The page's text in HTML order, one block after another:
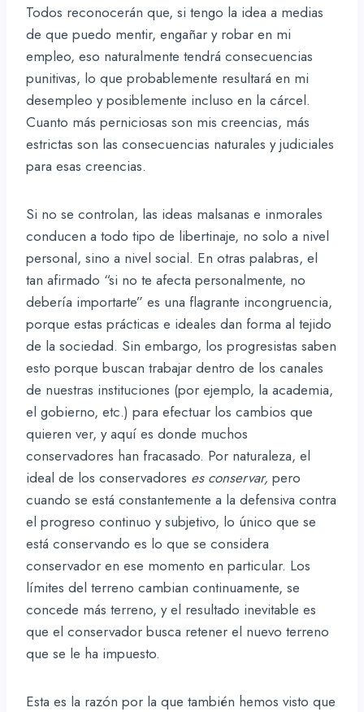
Todos reconocerán que, si tengo la idea a medias
de que puedo mentir, engañar y robar en mi
empleo, eso naturalmente tendrá consecuencias
punitivas, lo que probablemente resultará en mi
desempleo y posiblemente incluso en la cárcel.
Cuanto más perniciosas son mis creencias, más
estrictas son las consecuencias naturales y judiciales
para esas creencias.
Si no se controlan, las ideas malsanas e inmorales
conducen a todo tipo de libertinaje, no solo a nivel
personal, sino a nivel social. En otras palabras, el
tan afirmado “si no te afecta personalmente, no
debería importarte” es una flagrante incongruencia,
porque estas prácticas e ideales dan forma al tejido
de la sociedad. Sin embargo, los progresistas saben
esto porque buscan trabajar dentro de los canales
de nuestras instituciones (por ejemplo, la academia,
el gobierno, etc.) para efectuar los cambios que
quieren ver, y aquí es donde muchos
conservadores han fracasado. Por naturaleza, el
ideal de los conservadores es conservar, pero
cuando se está constantemente a la defensiva contra
el progreso continuo y subjetivo, lo único que se
está conservando es lo que se considera
conservador en ese momento en particular. Los
límites del terreno cambian continuamente, se
concede más terreno, y el resultado inevitable es
que el conservador busca retener el nuevo terreno
que se le ha impuesto.
Esta es la razón por la que también hemos visto que